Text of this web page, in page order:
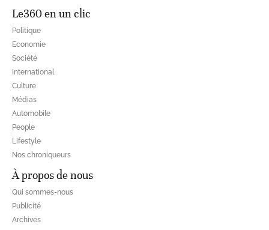
Le360 en un clic
Politique
Economie
Société
International
Culture
Médias
Automobile
People
Lifestyle
Nos chroniqueurs
À propos de nous
Qui sommes-nous
Publicité
Archives